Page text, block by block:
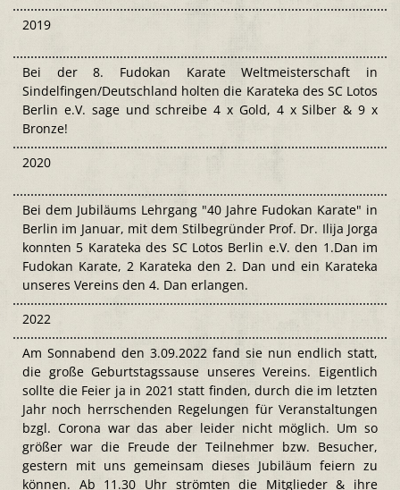
2019
Bei der 8. Fudokan Karate Weltmeisterschaft in
Sindelfingen/Deutschland holten die Karateka des SC Lotos
Berlin e.V. sage und schreibe 4 x Gold, 4 x Silber & 9 x
Bronze!
2020
Bei dem Jubiläums Lehrgang "40 Jahre Fudokan Karate" in
Berlin im Januar, mit dem Stilbegründer Prof. Dr. Ilija Jorga
konnten 5 Karateka des SC Lotos Berlin e.V. den 1.Dan im
Fudokan Karate, 2 Karateka den 2. Dan und ein Karateka
unseres Vereins den 4. Dan erlangen.
2022
Am Sonnabend den 3.09.2022 fand sie nun endlich statt,
die große Geburtstagssause unseres Vereins. Eigentlich
sollte die Feier ja in 2021 statt finden, durch die im letzten
Jahr noch herrschenden Regelungen für Veranstaltungen
bzgl. Corona war das aber leider nicht möglich. Um so
größer war die Freude der Teilnehmer bzw. Besucher,
gestern mit uns gemeinsam dieses Jubiläum feiern zu
können. Ab 11.30 Uhr strömten die Mitglieder & ihre